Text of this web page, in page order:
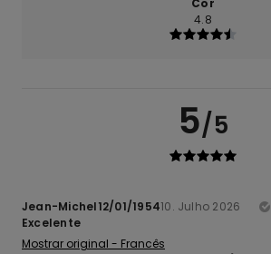
Cor
4.8
5/5
Jean-Michel12/01/195410. Julho 2026
Excelente
Mostrar original - Francês